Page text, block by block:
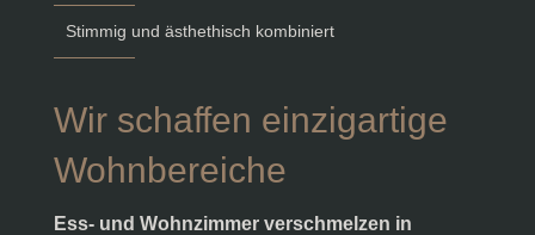
Stimmig und ästhethisch kombiniert
Wir schaffen einzigartige
Wohnbereiche
Ess- und Wohnzimmer verschmelzen in